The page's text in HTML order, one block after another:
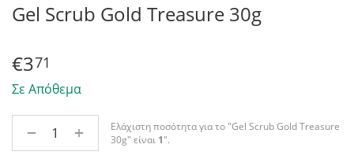
Gel Scrub Gold Treasure 30g
€371
Σε Απόθεμα
+
−
Ελάχιστη ποσότητα για το "Gel Scrub Gold Treasure
30g" είναι 1".